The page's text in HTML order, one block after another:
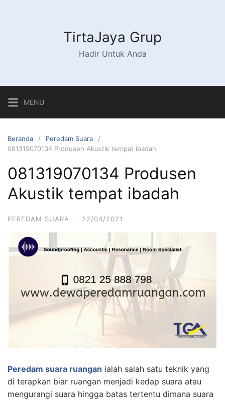
TirtaJaya Grup
Hadir Untuk Anda
MENU
Beranda
Peredam Suara
081319070134 Produsen Akustik tempat ibadah
081319070134 Produsen
Akustik tempat ibadah
PEREDAM SUARA · 22/04/2021
Peredam suara ruangan ialah salah satu teknik yang
di terapkan biar ruangan menjadi kedap suara atau
mengurangi suara hingga batas tertentu dimana suara